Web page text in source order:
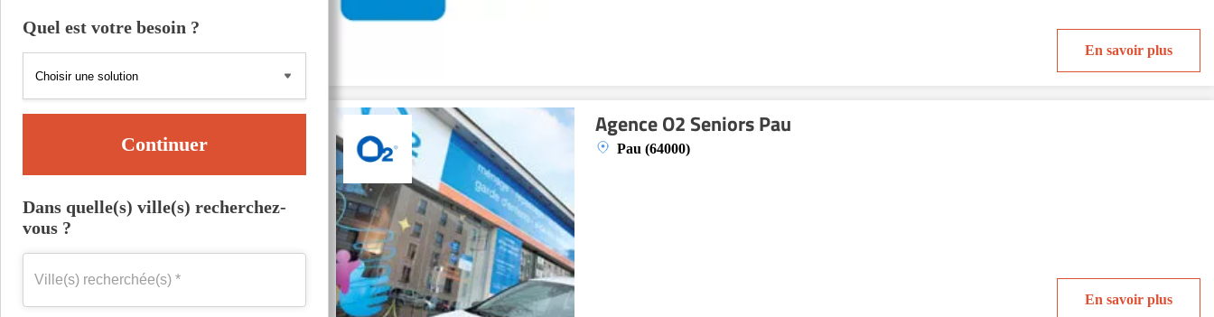
En savoir plus
Agence O2 Seniors Pau
Pau (64000)
En savoir plus
Quel est votre besoin ?
Continuer
Dans quelle(s) ville(s) recherchez-
vous ?